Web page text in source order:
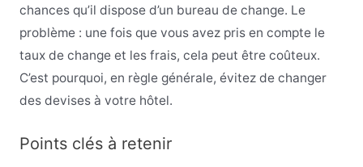
chances qu’il dispose d’un bureau de change. Le
problème : une fois que vous avez pris en compte le
taux de change et les frais, cela peut être coûteux.
C’est pourquoi, en règle générale, évitez de changer
des devises à votre hôtel.
Points clés à retenir